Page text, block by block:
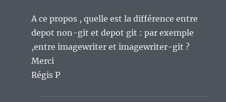
A ce propos , quelle est la différence entre
depot non-git et depot git : par exemple
,entre imagewriter et imagewriter-git ?
Merci
Régis P